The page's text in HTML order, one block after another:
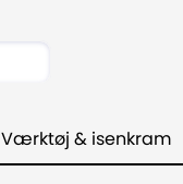
Værktøj & isenkram